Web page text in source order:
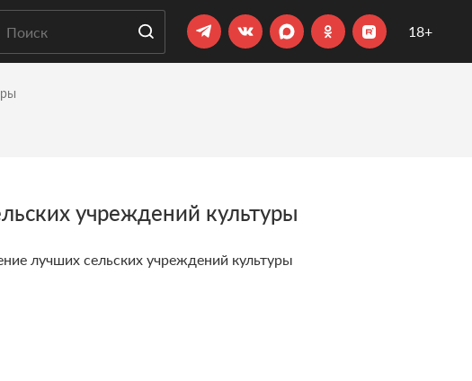
18+
учреждений культуры
лучших сельских учреждений культуры